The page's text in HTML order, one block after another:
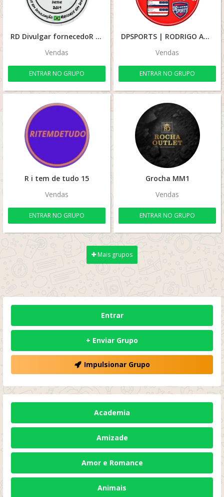
RD Divulgar fornecedoR
Vendas
ENTRAR NO GRUPO
DPSPORTS | RODRIGO ADM
Vendas
ENTRAR NO GRUPO
R i tem de tudo 15
Vendas
ENTRAR NO GRUPO
Grocha MM1
Vendas
ENTRAR NO GRUPO
Mais grupos
Entrar
+ Enviar Grupo
Impulsionar Grupo
Academia
Amizade
Amor e Romance
Animais